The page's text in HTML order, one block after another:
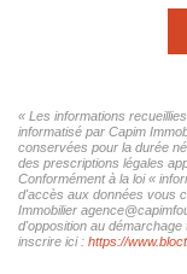
« Les informations
informatisé par Capim
conservées pour la durée
des prescriptions légales
Conformément à la loi «
d'accès aux données vous
Immobilier
d'opposition au
inscrire ici : https://